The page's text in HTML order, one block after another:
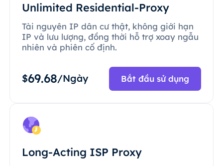
Unlimited Residential-Proxy
Tài nguyên IP dân cư thật, không giới hạn
IP và lưu lượng, đồng thời hỗ trợ xoay ngẫu
nhiên và phiên cố định.
$69.68/Ngày Bắt đầu sử dụng
Long-Acting ISP Proxy